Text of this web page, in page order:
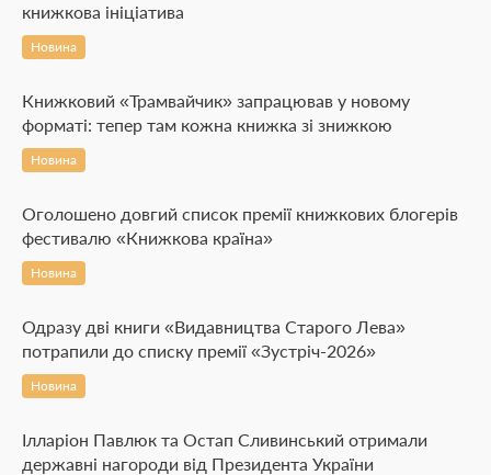
книжкова ініціатива
Новина
Книжковий «Трамвайчик» запрацював у новому
форматі: тепер там кожна книжка зі знижкою
Новина
Оголошено довгий список премії книжкових блогерів
фестивалю «Книжкова країна»
Новина
Одразу дві книги «Видавництва Старого Лева»
потрапили до списку премії «Зустріч-2026»
Новина
Ілларіон Павлюк та Остап Сливинський отримали
державні нагороди від Президента України